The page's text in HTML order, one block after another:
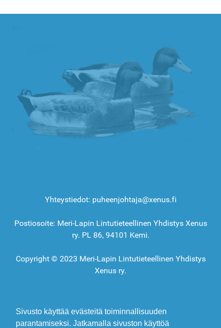
Sivusto käyttää evästeitä toiminnallisuuden
parantamiseksi. Jatkamalla sivuston käyttöä
Yhteystiedot: puheenjohtaja@xenus.fi
Postiosoite: Meri-Lapin Lintutieteellinen Yhdistys Xenus
ry. PL 86, 94101 Kemi.
Copyright © 2023 Meri-Lapin Lintutieteellinen Yhdistys
Xenus ry.